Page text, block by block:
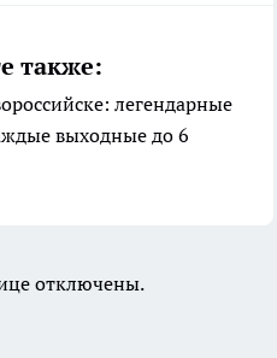
также:
легендарные
выходные до 6
отключены.